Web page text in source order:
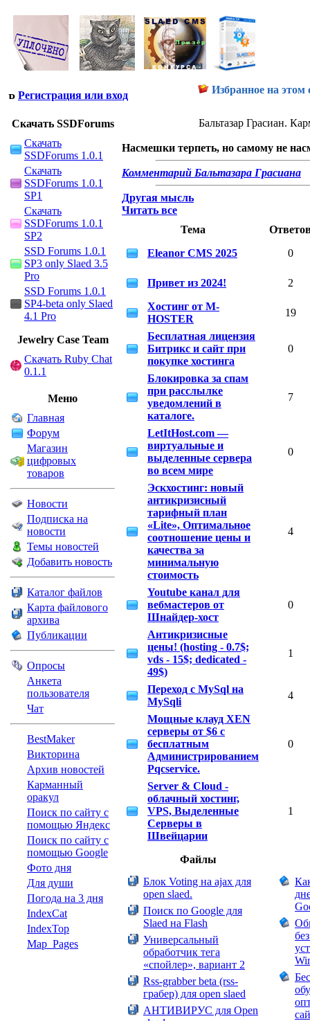
Регистрация или вход Избранное на этом
Скачать SSDForums
Скачать
SSDForums 1.0.1
Скачать
SSDForums 1.0.1
SP1
Скачать
SSDForums 1.0.1
SP2
SSD Forums 1.0.1
SP3 only Slaed 3.5
Pro
SSD Forums 1.0.1
SP4-beta only Slaed
4.1 Pro
Jewelry Сase Team
Скачать Ruby Chat
0.1.1
Меню
Главная
Форум
Магазин
цифровых
товаров
Новости
Подписка на
новости
Темы новостей
Добавить новость
Каталог файлов
Карта файлового
архива
Публикации
Опросы
Анкета
пользователя
Чат
BestMaker
Викторина
Архив новостей
Карманный
оракул
Поиск по сайту с
помощью Яндекс
Поиск по сайту с
помощью Google
Фото дня
Для души
Погода на 3 дня
IndexCat
IndexTop
Map_Pages
Бальтазар Грасиан.
Насмешки терпеть, но самому не
Комментарий Бальтазара Грасиана
Другая мысль
Читать все
Тема
Eleanor CMS 2025
0
Привет из 2024!
2
Хостинг от M-
HOSTER
19
Бесплатная лицензия
Битрикс и сайт при
покупке хостинга
0
Блокировка за спам
при расслылке
уведомлений в
каталоге.
7
LetItHost.com —
виртуальные и
выделенные сервера
во всем мире
0
Эскхостинг: новый
антикризисный
тарифный план
«Lite», Оптимальное
соотношение цены и
качества за
минимальную
стоимость
4
Youtube канал для
вебмастеров от
Шнайдер-хост
0
Антикризисные
цены! (hosting - 0.7$;
vds - 15$; dedicated -
49$)
1
Переход с MySql на
MySqli
4
Мощные клауд XEN
серверы от $6 с
бесплатным
Администрированием
Pqcservice.
0
Server & Cloud -
облачный хостинг,
VPS, Выделенные
Серверы в
Швейцарии
1
Файлы
Блок Voting на ajax для
open slaed.
Поиск по Google для
Slaed на Flash
Универсальный
обработчик тега
«спойлер», вариант 2
Rss-grabber beta (rss-
грабер) для open slaed
АНТИВИРУС для Open